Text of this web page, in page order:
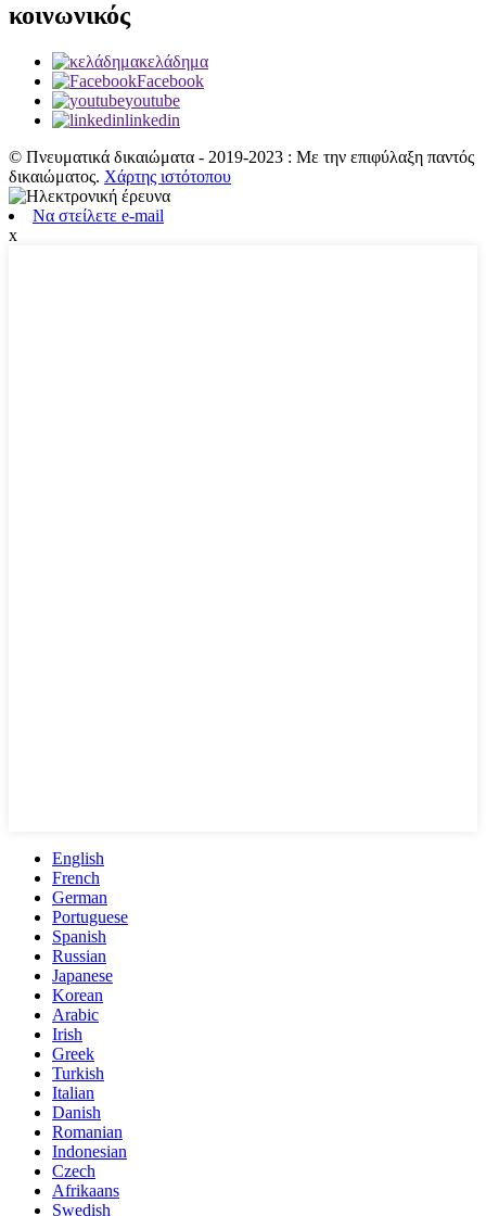
κοινωνικός
κελάδημα
Facebook
youtube
linkedin
© Πνευματικά δικαιώματα - 2019-2023 : Με την επιφύλαξη παντός
δικαιώματος. Χάρτης ιστότοπου
Να στείλετε e-mail
x
English
French
German
Portuguese
Spanish
Russian
Japanese
Korean
Arabic
Irish
Greek
Turkish
Italian
Danish
Romanian
Indonesian
Czech
Afrikaans
Swedish